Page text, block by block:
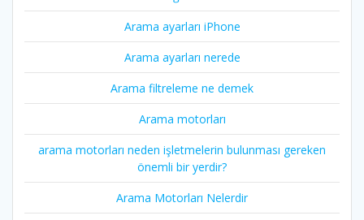
Arama ayarları iPhone
Arama ayarları nerede
Arama filtreleme ne demek
Arama motorları
arama motorları neden işletmelerin bulunması gereken
önemli bir yerdir?
Arama Motorları Nelerdir